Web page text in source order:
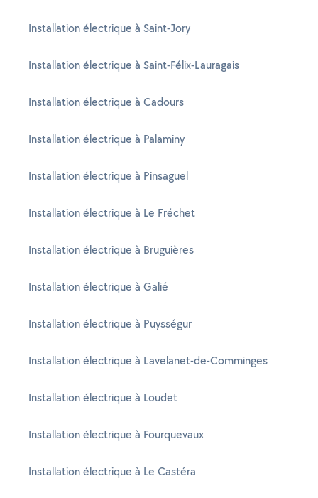
Installation électrique à Saint-Jory
Installation électrique à Saint-Félix-Lauragais
Installation électrique à Cadours
Installation électrique à Palaminy
Installation électrique à Pinsaguel
Installation électrique à Le Fréchet
Installation électrique à Bruguières
Installation électrique à Galié
Installation électrique à Puysségur
Installation électrique à Lavelanet-de-Comminges
Installation électrique à Loudet
Installation électrique à Fourquevaux
Installation électrique à Le Castéra